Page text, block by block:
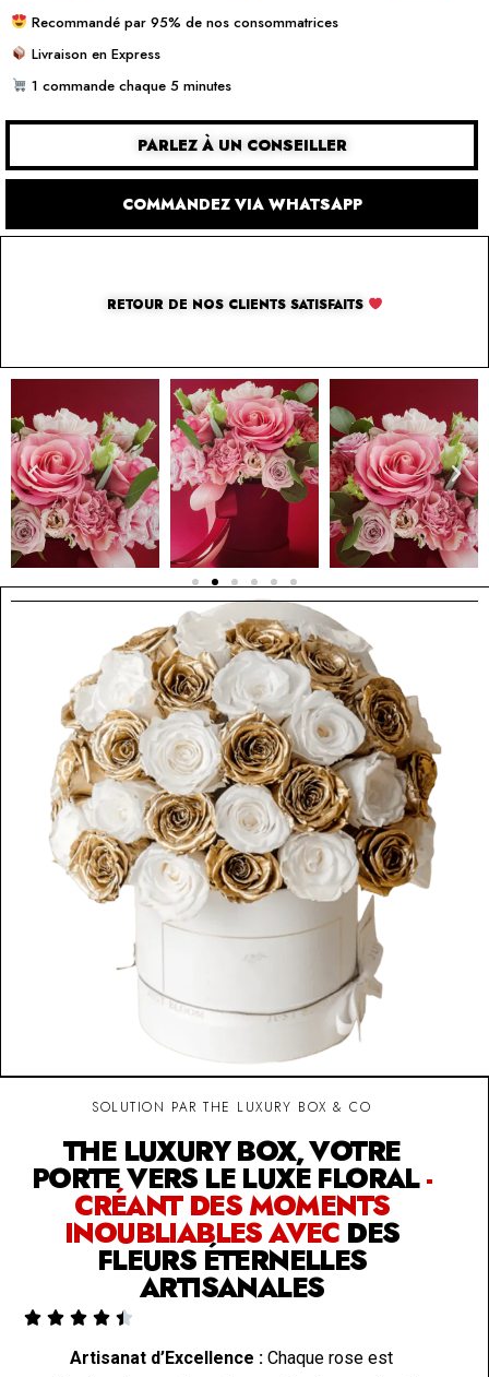
Recommandé par 95% de nos consommatrices
Livraison en Express
1 commande chaque 5 minutes
PARLEZ À UN CONSEILLER
COMMANDEZ VIA WHATSAPP
RETOUR DE NOS CLIENTS SATISFAITS
SOLUTION PAR THE LUXURY BOX & CO
THE LUXURY BOX, VOTRE
PORTE VERS LE LUXE FLORAL-
CRÉANT DES MOMENTS
INOUBLIABLES AVEC DES
FLEURS ÉTERNELLES
ARTISANALES
    
Artisanat d’Excellence : Chaque rose est